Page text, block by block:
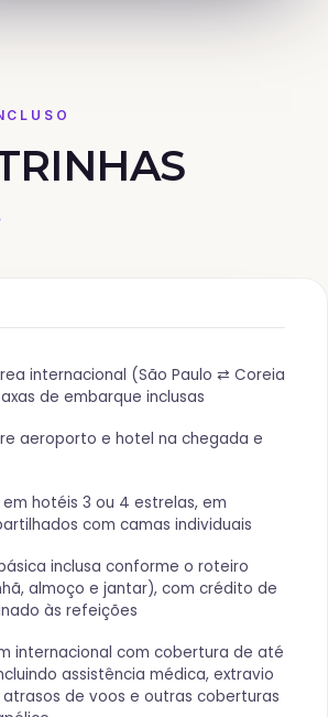
internacional (São Paulo ⇄ Coreia
de embarque inclusas
aeroporto e hotel na chegada e
hotéis 3 ou 4 estrelas, em
com camas individuais
inclusa conforme o roteiro
almoço e jantar), com crédito de
às refeições
internacional com cobertura de até
assistência médica, extravio
de voos e outras coberturas